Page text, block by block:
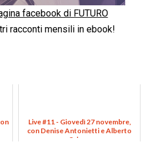
facebook di FUTURO
racconti mensili in ebook!
Live #11 - Giovedì 27 novembre,
con Denise Antonietti e Alberto
Odone